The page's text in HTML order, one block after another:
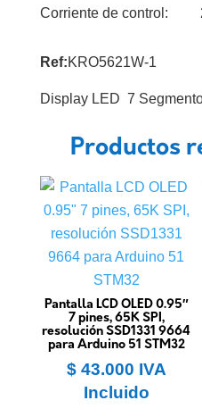
Corriente de control:
Ref:KRO5621W-1
Display LED 7
Productos
Pantalla LCD OLED 0.95″
7 pines, 65K SPI,
resolución SSD1331 9664
para Arduino 51 STM32
$43.000 IVA
Incluido